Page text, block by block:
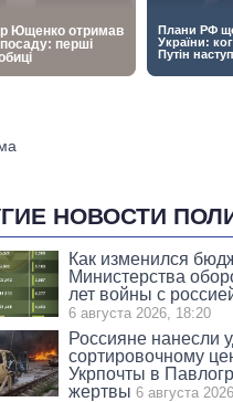
НОВОСТИ
Как изменился
Министерства
лет войны с
6 августа 2026, 18:20
Россияне нанесли
сортировочному
Укрпочты в
жертвы 6 августа